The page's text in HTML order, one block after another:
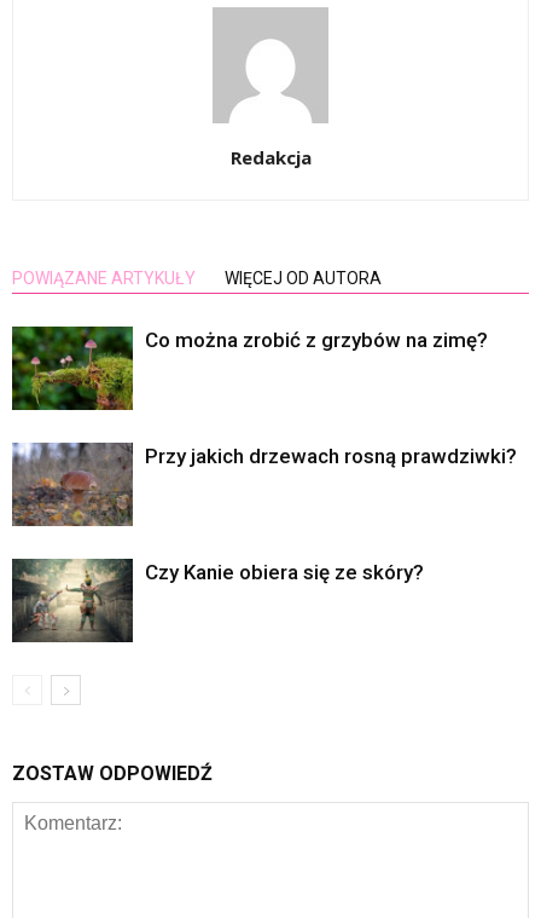
Redakcja
POWIĄZANE ARTYKUŁY WIĘCEJ OD AUTORA
Co można zrobić z grzybów na zimę?
Przy jakich drzewach rosną prawdziwki?
Czy Kanie obiera się ze skóry?
ZOSTAW ODPOWIEDŹ